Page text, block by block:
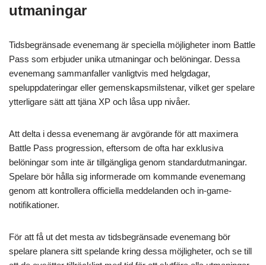
utmaningar
Tidsbegränsade evenemang är speciella möjligheter inom Battle
Pass som erbjuder unika utmaningar och belöningar. Dessa
evenemang sammanfaller vanligtvis med helgdagar,
speluppdateringar eller gemenskapsmilstenar, vilket ger spelare
ytterligare sätt att tjäna XP och låsa upp nivåer.
Att delta i dessa evenemang är avgörande för att maximera
Battle Pass progression, eftersom de ofta har exklusiva
belöningar som inte är tillgängliga genom standardutmaningar.
Spelare bör hålla sig informerade om kommande evenemang
genom att kontrollera officiella meddelanden och in-game-
notifikationer.
För att få ut det mesta av tidsbegränsade evenemang bör
spelare planera sitt spelande kring dessa möjligheter, och se till